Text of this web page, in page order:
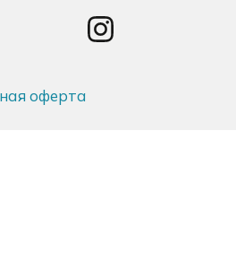
оферта